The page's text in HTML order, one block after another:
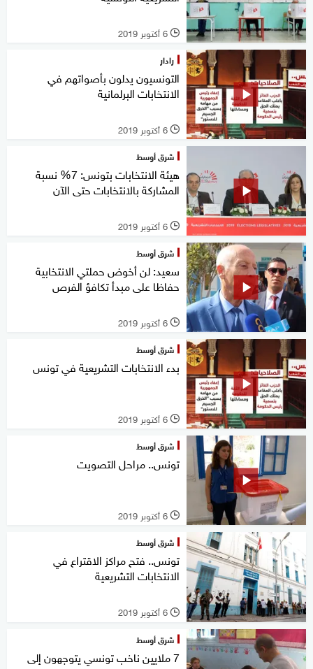
l 6 أكتوبر 2019
رادار
التونسيون يدلون بأصواتهم في
الانتخابات البرلمانية
l 6 أكتوبر 2019
شرق أوسط
هيئة الانتخابات بتونس: 7% نسبة
المشاركة بالانتخابات حتى الآن
l 6 أكتوبر 2019
شرق أوسط
سعيد: لن أخوض حملتي الانتخابية
حفاظا على مبدأ تكافؤ الفرص
l 6 أكتوبر 2019
شرق أوسط
بدء الانتخابات التشريعية في تونس
l 6 أكتوبر 2019
شرق أوسط
تونس.. مراحل التصويت
l 6 أكتوبر 2019
شرق أوسط
تونس.. فتح مراكز الاقتراع في
الانتخابات التشريعية
l 6 أكتوبر 2019
شرق أوسط
7 ملايين ناخب تونسي يتوجهون إلى